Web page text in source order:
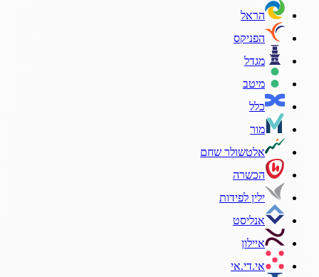
הראל
הפניקס
מגדל
מיטב
כלל
מור
אלטשולר שחם
הכשרה
ילין לפידות
אנליסט
איילון
אי.די.אי